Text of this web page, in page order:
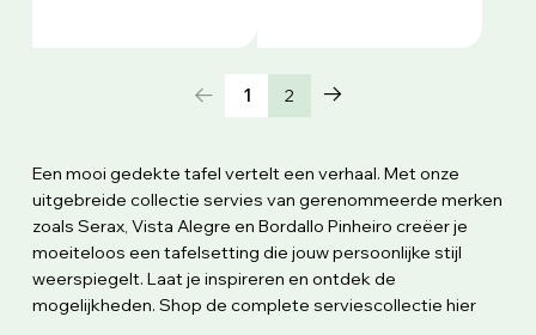
1 2
Een mooi gedekte tafel vertelt een verhaal. Met onze
uitgebreide collectie servies van gerenommeerde merken
zoals Serax, Vista Alegre en Bordallo Pinheiro creëer je
moeiteloos een tafelsetting die jouw persoonlijke stijl
weerspiegelt. Laat je inspireren en ontdek de
mogelijkheden. Shop de complete serviescollectie hier